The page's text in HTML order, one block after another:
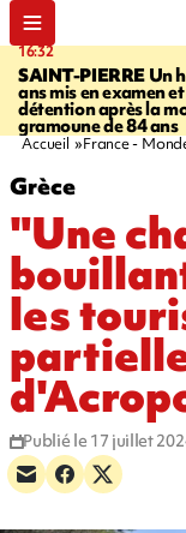
16:32
SAINT-PIERREUn
ans mis en examen
détention après la
gramoune de 84 ans
Accueil France -
Grèce
"Une
les
Publié le 17 juillet